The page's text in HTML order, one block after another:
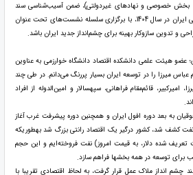
بخش خصوصی و نهادهای غیردولتی)، ضمن آسیب‌شناسی سند
چشم‌انداز بیست‌ساله جمهوری اسلامی ایران در سال 1404، با برگزاری سلسله نشست‌های تحت عنوان
و تدوین سازوکار بهینه برای چشم‌انداز جدید ایران باشد.
هیئت علمی دانشکده اقتصاد دانشگاه خوارزمی به عناوین
میرزا را در توسعه ایران بسیار پررنگ می‌دانم. در طی چند
امیرکبیر، قائم‌مقام فراهانی، سپهسالار و امین‌الدوله از افراد
به بعد دوره افول ایران و همچنین دوره پیشرفت غرب آغاز
کشف شد، کشور درگیر یک اقتصاد رانتی بزرگ شد به­طوری­که
به قیمت تعریف شده دلار، به قیمت امروز) نفت فروخته‌ایم و این حجم
برای توسعه در همه بخشها فراهم سازد.
زمانی که در سال 1384 سند چشم انداز ملاک عمل قرار گرفت، به لحاظ اقتصادی تقریبا با